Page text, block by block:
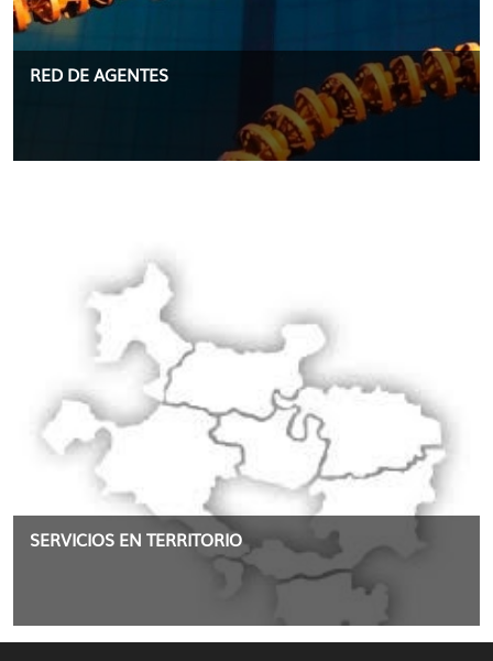
RED DE AGENTES
SERVICIOS EN TERRITORIO